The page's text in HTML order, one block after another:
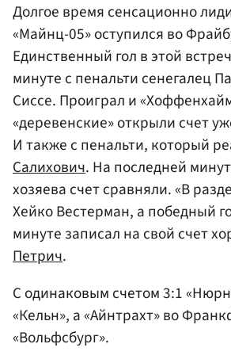
Долгое время сенсационно
«Майнц-05» оступился во
Единственный гол в этой
минуте с пенальти сенегалец
Сиссе. Проиграл и
«деревенские» открыли счет
И также с пенальти, который
Салихович. На последней
хозяева счет сравняли. «В
Хейко Вестерман, а победный
минуте записал на свой счет
Петрич.
С одинаковым счетом 3:1
«Кельн», а «Айнтрахт» во
«Вольфсбург».